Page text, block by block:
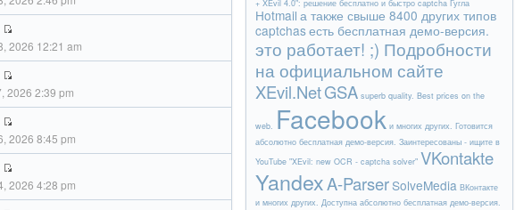
2026 12:21 am
2026 2:39 pm
2026 8:45 pm
2026 4:28 pm
+ XEvil 4.0": решение бесплатно и быстро captcha Гугла
Hotmail а также свыше 8400 других типов
captchasесть бесплатная демо-версия.
это работает! ;) Подробности
на официальном сайте
XEvil.NetGSA superb quality. Best prices on the
web. Facebook и многих других. Готовится
абсолютно бесплатная демо-версия. Заинтересованы - ищите в
YouTube "XEvil: new OCR - captcha solver" VKontakte
YandexA-Parser SolveMedia ВКонтакте
и многих других. Доступна абсолютно бесплатная демо-версия.